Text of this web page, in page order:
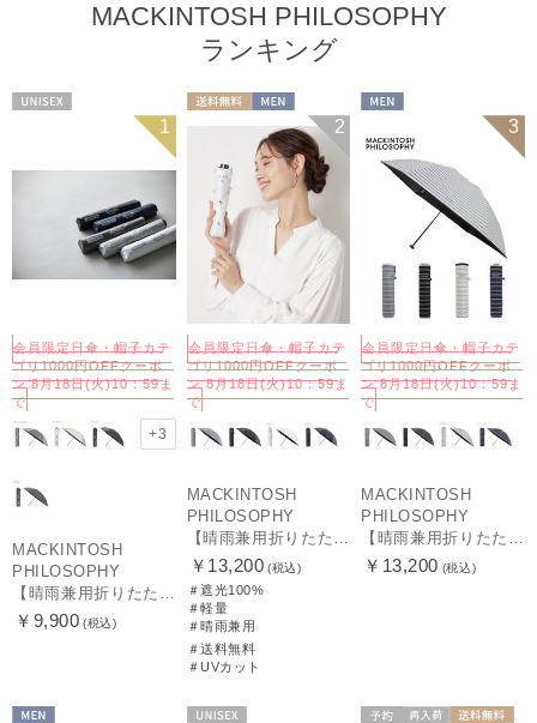
MACKINTOSH PHILOSOPHY
ランキング
1
会員限定日傘・帽子カテ
ゴリ1000円OFFクーポ
ン 8月18日(火)10：59ま
で
+3
MACKINTOSH
PHILOSOPHY
￥9,900 (税込)
2
会員限定日傘・帽子カテ
ゴリ1000円OFFクーポ
ン 8月18日(火)10：59ま
で
MACKINTOSH
PHILOSOPHY
￥13,200 (税込)
＃遮光100%
＃軽量
＃晴雨兼用
＃送料無料
＃UVカット
3
会員限定日傘・帽子カテ
ゴリ1000円OFFクーポ
ン 8月18日(火)10：59ま
で
MACKINTOSH
PHILOSOPHY
￥13,200 (税込)